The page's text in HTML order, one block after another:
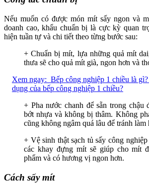
Nếu muốn có được món mít sấy ngon và
doanh cao, khẩu chuẩn bị là cực kỳ quan
hiện tuần tự và chi tiết theo từng bước sau:
+ Chuẩn bị mít, lựa những quả mít
thưa sẽ cho quả mít già, ngon hơn và
Xem ngay: Bếp công nghiệp 1 chiều là
dụng của bếp công nghiệp 1 chiều?
+ Pha nước chanh để sẵn trong chậu
bớt nhựa và không bị thâm. Không
cũng không ngâm quá lâu để tránh
+ Vệ sinh thật sạch tủ sấy công
các khay đựng mít sẽ giúp cho mít
phẩm và có hương vị ngon hơn.
Cách sấy mít